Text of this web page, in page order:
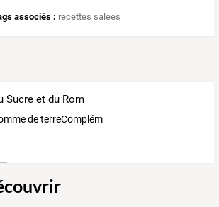
associés : recettes salees
Sucre et du Rom
de terreComplémentaire4768125